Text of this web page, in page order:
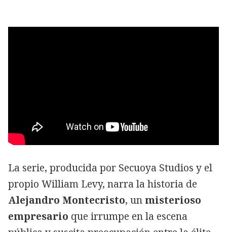
La serie, producida por Secuoya Studios y el
propio William Levy, narra la historia de
Alejandro Montecristo, un misterioso
empresario que irrumpe en la escena